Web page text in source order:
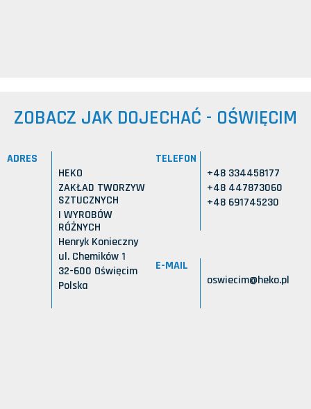
ZOBACZ JAK DOJECHAĆ - OŚWIĘCIM
ADRES
HEKO
ZAKŁAD TWORZYW
SZTUCZNYCH
I WYROBÓW
RÓŻNYCH
Henryk Konieczny
ul. Chemików 1
32-600 Oświęcim
Polska
TELEFON
+48 334458177
+48 447873060
+48 691745230
E-MAIL
oswiecim@heko.pl